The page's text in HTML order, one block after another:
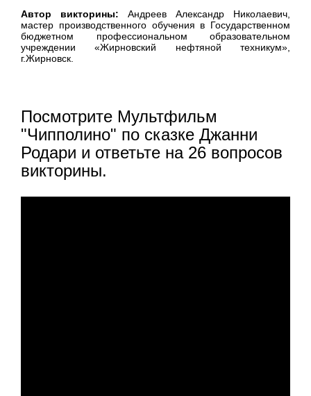
Автор викторины: Андреев Александр Николаевич,
мастер производственного обучения в Государственном
бюджетном профессиональном образовательном
учреждении «Жирновский нефтяной техникум»,
г.Жирновск.
Посмотрите Мультфильм
"Чипполино" по сказке Джанни
Родари и ответьте на 26 вопросов
викторины.